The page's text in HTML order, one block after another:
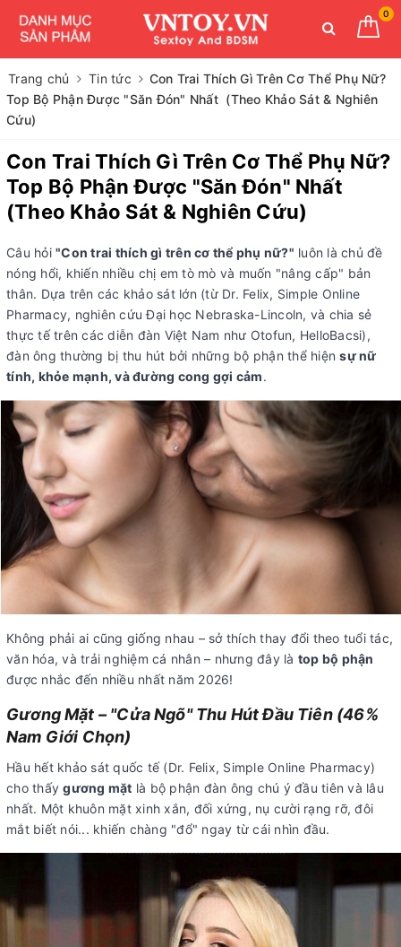
0
Trang chủ Tin tức
Con Trai Thích Gì Trên Cơ Thể Phụ Nữ?
Top Bộ Phận Được "Săn Đón" Nhất (Theo Khảo Sát & Nghiên
Cứu)
Con Trai Thích Gì Trên Cơ Thể Phụ Nữ?
Top Bộ Phận Được "Săn Đón" Nhất
(Theo Khảo Sát & Nghiên Cứu)
Câu hỏi "Con trai thích gì trên cơ thể phụ nữ?" luôn là chủ đề
nóng hổi, khiến nhiều chị em tò mò và muốn "nâng cấp" bản
thân. Dựa trên các khảo sát lớn (từ Dr. Felix, Simple Online
Pharmacy, nghiên cứu Đại học Nebraska-Lincoln, và chia sẻ
thực tế trên các diễn đàn Việt Nam như Otofun, HelloBacsi),
đàn ông thường bị thu hút bởi những bộ phận thể hiệnsự nữ
tính, khỏe mạnh, và đường cong gợi cảm.
Không phải ai cũng giống nhau – sở thích thay đổi theo tuổi tác,
văn hóa, và trải nghiệm cá nhân – nhưng đây là top bộ phận
được nhắc đến nhiều nhất năm 2026!
Gương Mặt – "Cửa Ngõ" Thu Hút Đầu Tiên (46%
Nam Giới Chọn)
Hầu hết khảo sát quốc tế (Dr. Felix, Simple Online Pharmacy)
cho thấygương mặt là bộ phận đàn ông chú ý đầu tiên và lâu
nhất. Một khuôn mặt xinh xắn, đối xứng, nụ cười rạng rỡ, đôi
mắt biết nói... khiến chàng "đổ" ngay từ cái nhìn đầu.